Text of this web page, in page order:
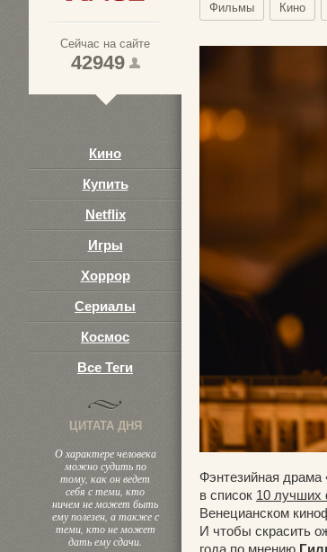
1
Сейчас на сайте
42949
Кино
Купить
Netflix
Игры
Хоррор
Сериалы
Космос
Все Теги
ЦИТАТА ДНЯ
О характере человека
можно судить по
тому, как он ведет
себя с теми, кто
ничем не может быть
ему полезен, а также с
теми, кто не может
дать ему сдачи.
Фильмы Кино
Фэнтезийная драма
в список 10 лучших
Венецианском
И чтобы скрасить